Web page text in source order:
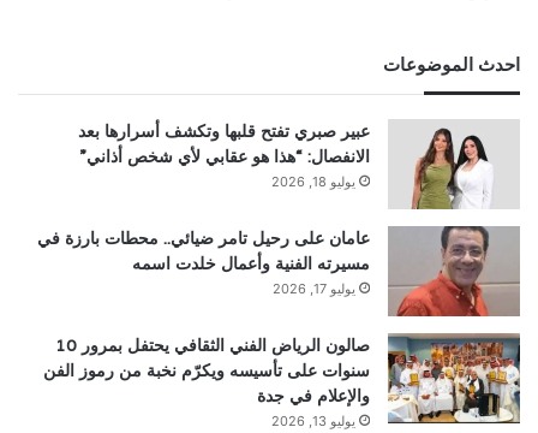
احدث الموضوعات
عبير صبري تفتح قلبها وتكشف أسرارها بعد
الانفصال: “هذا هو عقابي لأي شخص أذاني”
يوليو 18, 2026
عامان على رحيل تامر ضيائي.. محطات بارزة في
مسيرته الفنية وأعمال خلدت اسمه
يوليو 17, 2026
صالون الرياض الفني الثقافي يحتفل بمرور 10
سنوات على تأسيسه ويكرّم نخبة من رموز الفن
والإعلام في جدة
يوليو 13, 2026